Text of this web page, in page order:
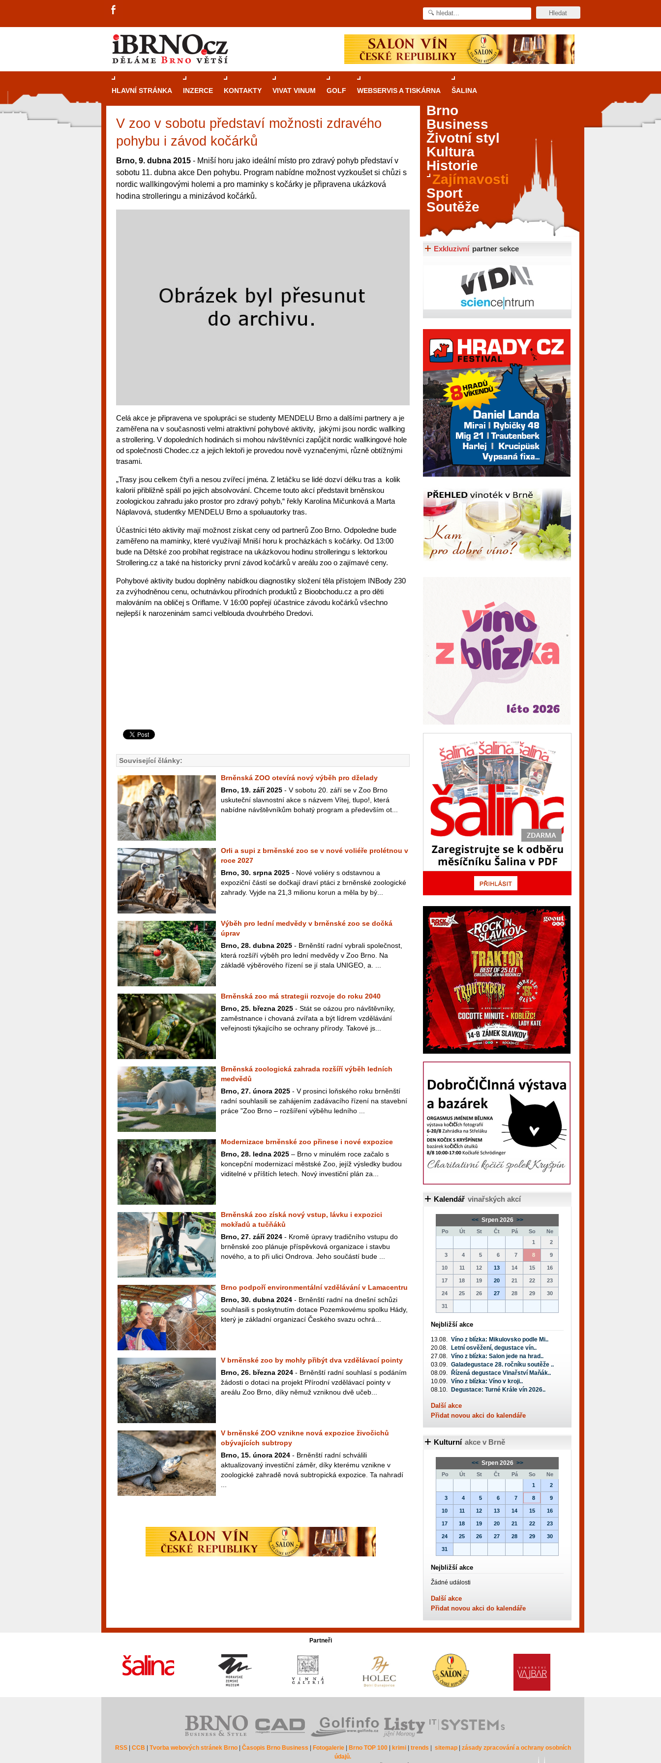
HLAVNÍ STRÁNKA INZERCE KONTAKTY VIVAT VINUM GOLF WEBSERVIS A TISKÁRNA ŠALINA
V zoo v sobotu představí možnosti zdravého
pohybu i závod kočárků
Brno, 9. dubna 2015 - Mniší horu jako ideální místo pro zdravý pohyb představí v
sobotu 11. dubna akce Den pohybu. Program nabídne možnost vyzkoušet si chůzi s
nordic wallkingovými holemi a pro maminky s kočárky je připravena ukázková
hodina strolleringu a minizávod kočárků.
Celá akce je připravena ve spolupráci se studenty MENDELU Brno a dalšími partnery a je
zaměřena na v současnosti velmi atraktivní pohybové aktivity, jakými jsou nordic wallking
a strollering. V dopoledních hodinách si mohou návštěvníci zapůjčit nordic wallkingové hole
od společnosti Chodec.cz a jejich lektoři je provedou nově vyznačenými, různě obtížnými
trasami.
„Trasy jsou celkem čtyři a nesou zvířecí jména. Z letáčku se lidé dozví délku tras a kolik
kalorií přibližně spálí po jejich absolvování. Chceme touto akcí představit brněnskou
zoologickou zahradu jako prostor pro zdravý pohyb,“ řekly Karolína Mičunková a Marta
Náplavová, studentky MENDELU Brno a spoluautorky tras.
Účastníci této aktivity mají možnost získat ceny od partnerů Zoo Brno. Odpoledne bude
zaměřeno na maminky, které využívají Mniší horu k procházkách s kočárky. Od 13:00
bude na Dětské zoo probíhat registrace na ukázkovou hodinu strolleringu s lektorkou
Strollering.cz a také na historicky první závod kočárků v areálu zoo o zajímavé ceny.
Pohybové aktivity budou doplněny nabídkou diagnostiky složení těla přístojem INBody 230
za zvýhodněnou cenu, ochutnávkou přírodních produktů z Bioobchodu.cz a pro děti
malováním na obličej s Oriflame. V 16:00 popřejí účastnice závodu kočárků všechno
nejlepší k narozeninám samci velblouda dvouhrbého Dredovi.
Související články:
Brněnská ZOO otevírá nový výběh pro dželady
Brno, 19. září 2025 - V sobotu 20. září se v Zoo Brno
uskuteční slavnostní akce s názvem Vítej, tlupo!, která
nabídne návštěvníkům bohatý program a především ot...
Orli a supi z brněnské zoo se v nové voliéře prolétnou v
roce 2027
Brno, 30. srpna 2025 - Nové voliéry s odstavnou a
expoziční částí se dočkají draví ptáci z brněnské zoologické
zahrady. Vyjde na 21,3 milionu korun a měla by bý...
Výběh pro lední medvědy v brněnské zoo se dočká
úprav
Brno, 28. dubna 2025 - Brněnští radní vybrali společnost,
která rozšíří výběh pro lední medvědy v Zoo Brno. Na
základě výběrového řízení se jí stala UNIGEO, a. ...
Brněnská zoo má strategii rozvoje do roku 2040
Brno, 25. března 2025 - Stát se oázou pro návštěvníky,
zaměstnance i chovaná zvířata a být lídrem vzdělávání
veřejnosti týkajícího se ochrany přírody. Takové js...
Brněnská zoologická zahrada rozšíří výběh ledních
medvědů
Brno, 27. února 2025 - V prosinci loňského roku brněnští
radní souhlasili se zahájením zadávacího řízení na stavební
práce "Zoo Brno – rozšíření výběhu ledního ...
Modernizace brněnské zoo přinese i nové expozice
Brno, 28. ledna 2025 – Brno v minulém roce začalo s
koncepční modernizací městské Zoo, jejíž výsledky budou
viditelné v příštích letech. Nový investiční plán za...
Brněnská zoo získá nový vstup, lávku i expozici
mokřadů a tučňáků
Brno, 27. září 2024 - Kromě úpravy tradičního vstupu do
brněnské zoo plánuje příspěvková organizace i stavbu
nového, a to při ulici Ondrova. Jeho součástí bude ...
Brno podpoří environmentální vzdělávání v Lamacentru
Brno, 30. dubna 2024 - Brněnští radní na dnešní schůzi
souhlasili s poskytnutím dotace Pozemkovému spolku Hády,
který je základní organizací Českého svazu ochrá...
V brněnské zoo by mohly přibýt dva vzdělávací pointy
Brno, 26. března 2024 - Brněnští radní souhlasí s podáním
žádosti o dotaci na projekt Přírodní vzdělávací pointy v
areálu Zoo Brno, díky němuž vzniknou dvě učeb...
V brněnské ZOO vznikne nová expozice živočichů
obývajících subtropy
Brno, 15. února 2024 - Brněnští radní schválili
aktualizovaný investiční záměr, díky kterému vznikne v
zoologické zahradě nová subtropická expozice. Ta nahradí
Průvodcekasinovými hrami v Brně: Od
rulety po video automaty
Brno je městem známým pro zajímavé památky, skvělé
restaurace, divadla a univerzity. Mimo jiné je ale také
místem, kde si můžete legálně a bezpečně vyzkoušet
různé kasinové hry. V neustále kvetoucí moravské
metropoli naleznete širokou nabídku her od klasické
Brno
Business
Životní styl
Kultura
Historie
Zajímavosti
Sport
Soutěže
Exkluzivní partner sekce
Kalendář vinařských akcí
<< Srpen 2026 >>
Po Út St Čt Pá So
Ne
1
2
3 4 5 6 7 8 9
10 11 12 13 14 15 16
17 18 19 20 21 22 23
24 25 26 27 28 29 30
31
Nejbližší akce
13.08. Víno z blízka: Mikulovsko podle Mi..
20.08.
Letní osvěžení, degustace vín..
27.08. Víno z blízka: Salon jede na hrad..
03.09. Galadegustace 28. ročníku soutěže ..
08.09.
Řízená degustace Vinařství Maňák..
10.09. Víno z blízka: Víno v kroji..
08.10.
Degustace: Turné Krále vín 2026..
Další akce
Přidat novou akci do kalendáře
Kulturní akce v Brně
<< Srpen 2026 >>
Po Út St Čt Pá So
Ne
1
2
3 4 5 6 7 8 9
10 11 12 13 14 15 16
17 18 19 20 21 22 23
24 25 26 27 28 29 30
31
Nejbližší akce
Žádné události
Další akce
Přidat novou akci do kalendáře
Partneři
RSS| CCB Tvorba webových stránek Brno| Časopis Brno Business Fotogalerie| Brno TOP 100| krimi| trends sitemap| zásady zpracování a ochrany osobních
údajů.